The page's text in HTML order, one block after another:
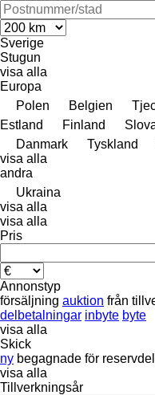
Sverige
Stugun
visa alla
Europa
Polen
Belgien
Estland
Finland
Danmark
Tyskland
visa alla
andra
Ukraina
visa alla
visa alla
Pris
Annonstyp
försäljning auktion från
delbetalningar inbyte byte
visa alla
Skick
ny begagnade för
visa alla
Tillverkningsår